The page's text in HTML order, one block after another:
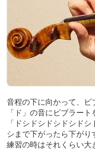
音程の下に向かって、ビ
「ド」の音にビブラート
「ドシドシドシドシドシ
シまで下がったら下がり
練習の時はそれくらい大